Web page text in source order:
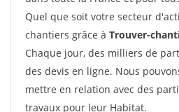
Quel que soit votre secteur
chantiers grâce à Trouver-
Chaque jour, des milliers de
des devis en ligne. Nous
mettre en relation avec des
travaux pour leur Habitat.